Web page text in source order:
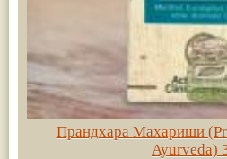
Прандхара Махариши
Ayurvedа)